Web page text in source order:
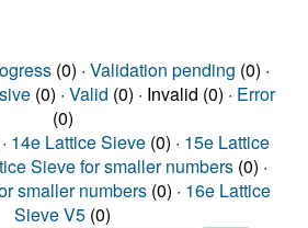
(0) · Validation pending (0) ·
(0) · Valid (0) · Invalid (0) · Error
(0)
14e Lattice Sieve (0) · 15e Lattice
Sieve for smaller numbers (0) ·
smaller numbers (0) · 16e Lattice
Sieve V5 (0)